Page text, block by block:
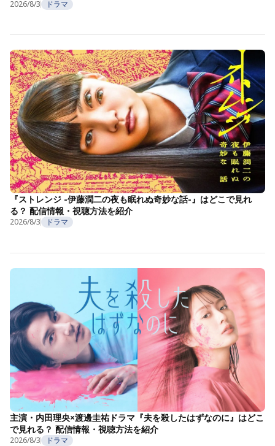
2026/8/3 ドラマ
『ストレンジ -伊藤潤二の夜も眠れぬ奇妙な話-』はどこで見れ
る？ 配信情報・視聴方法を紹介
2026/8/3 ドラマ
主演・内田理央×渡邊圭祐ドラマ『夫を殺したはずなのに』はどこ
で見れる？ 配信情報・視聴方法を紹介
2026/8/3 ドラマ